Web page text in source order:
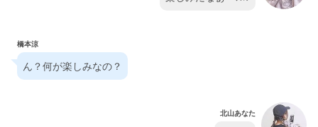
橋本涼
ん？何が楽しみなの？
北山あなた